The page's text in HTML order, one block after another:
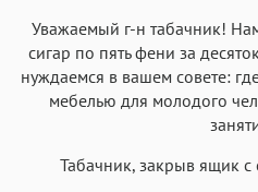
Уважаемый г-н табачник!
сигар по пять фени за
нуждаемся в вашем совете:
мебелью для молодого
Табачник, закрыв ящик с